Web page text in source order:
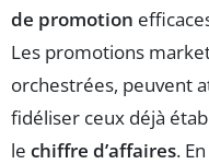
de promotion
Les promotions
orchestrées, peuvent
fidéliser ceux déjà
le chiffre d’affaires.